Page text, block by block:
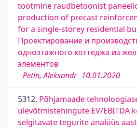
tootmine raudbetoonist
production of precast
for a single-storey residential
Проектирование и
одноэтажного коттеджа из
элементов
Petin, Aleksandr 10.01.2020
5312. Põhjamaade
ülevõtmistehingute EV/EBITDA
selgitavate tegurite analüüs